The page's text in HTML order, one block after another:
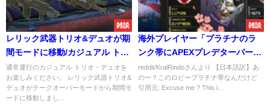
雑談
レリック武器トリオ&デュオが期
間モードに移動/カジュアル トリ
オ・デュオが通常運行に
通常運行のカジュアル トリオ・デュオを
お楽しみください。 レリック武器トリオ&
デュオがテークオーバーモードから期間モ
ードに移動しまし...
雑談
海外プレイヤー「プラチナのラ
ンク帯にAPEXプレデターパーテ
ィが居るんだけど！？」
reddit/KralRindoさんより 【日本語訳】あ
のー？このロビープラチナ帯なんだけど
引用元: Excuse me ? This i...